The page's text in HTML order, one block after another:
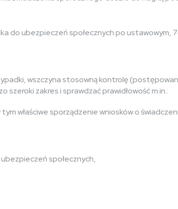
do ubezpieczeń społecznych po
wszczyna stosowną kontrolę
szeroki zakres i sprawdzać prawidłowość m.in.:
właściwe sporządzenie wniosków o
społecznych,